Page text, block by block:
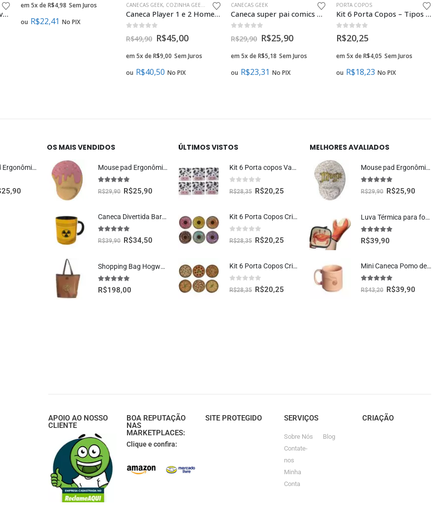
Caneca Geek Gamer I Love 8 Bits
em 5x deR$4,98 Sem Juros
ou R$22,41 No PIX
CANECAS GEEK, COZINHA GEEK , PRESENTES CRIATIVOS NAMORADOS GEEK
Caneca Player 1 e 2 Homem e Homem presente criativo namorados gay
R$49,90 R$45,00
em 5x deR$9,00 Sem Juros
ou R$40,50 No PIX
CANECAS GEEK
Caneca super pai comics presente criativo geek
R$29,90 R$25,90
em 5x deR$5,18 Sem Juros
ou R$23,31 No PIX
PORTA COPOS
Kit 6 Porta Copos – Tipos de Bebidas
fora de 5
R$20,25
em 5x deR$4,05 Sem Juros
ou R$18,23 No PIX
Mouse Pad Ergonômico Dragão Vermelho Oficial Geek Vip
25,90
OS MAIS VENDIDOS
Mouse pad Ergonômico Sorvete Presente Criativo
5.00 fora de 5
R$29,90 R$25,90
Caneca Divertida Barril Radioativo Presente Criativo Geek
5.00 fora de 5
R$39,90 R$34,50
Shopping Bag Hogwarts Oficial Harry Potter
5.00 fora de 5
R$198,00
ÚLTIMOS VISTOS
Kit 6 Porta copos Vaquinha Fofa Kawaii
fora de 5
R$28,35 R$20,25
Kit 6 Porta Copos Criativos – Rosquinhas Donuts
fora de 5
R$28,35 R$20,25
Kit 6 Porta Copos Criativos – Pizzas
fora de 5
R$28,35 R$20,25
MELHORES AVALIADOS
Mouse pad Ergonômico Geek Magic Decoração Criativa
5.00 fora de 5
R$29,90 R$25,90
Luva Térmica para forno Garra de Caranguejo Cozinha Criativa
5.00fora de 5
R$39,90
Mini Caneca Pomo de Ouro 100ml Oficial Harry Potter
5.00 fora de 5
R$43,20 R$39,90
APOIO AO NOSSO
CLIENTE
BOA REPUTAÇÃO
NAS
MARKETPLACES:
Clique e confira:
SITE PROTEGIDO SERVIÇOS
Sobre Nós
Contate-
nos
Minha
Conta
Blog
CRIAÇÃO